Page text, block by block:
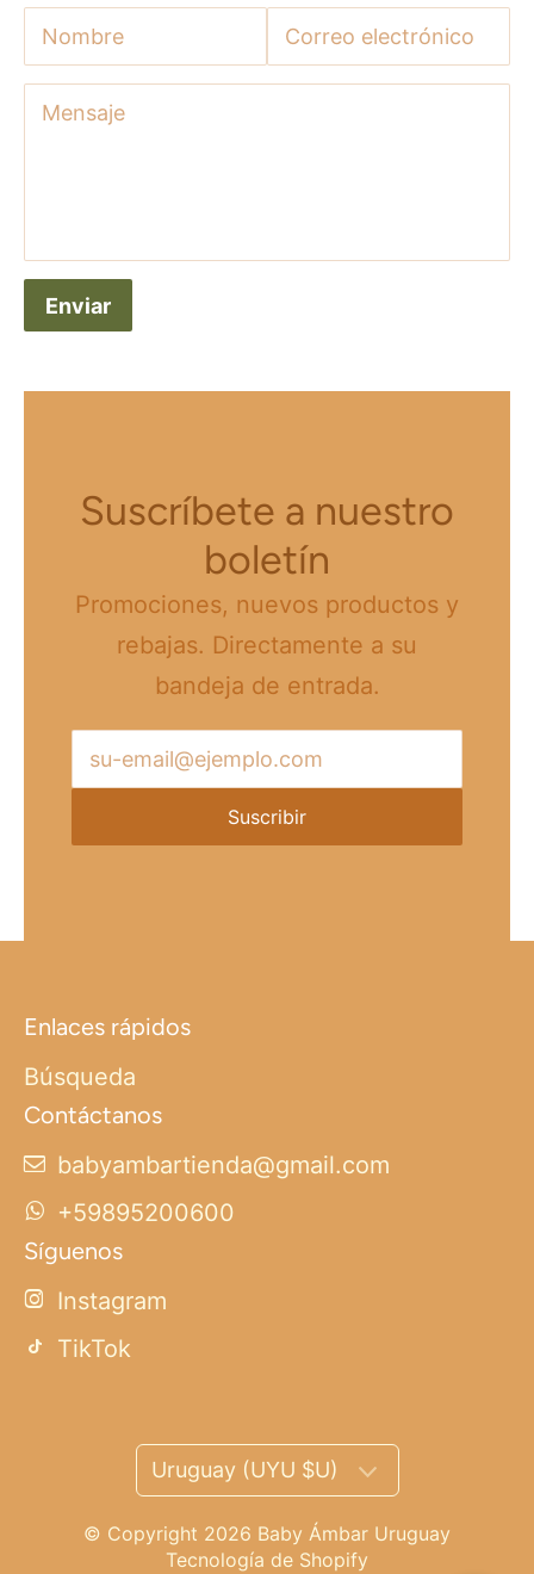
Nombre Correo electrónico
Mensaje
Suscríbete a nuestro
boletín
Promociones, nuevos productos y
rebajas. Directamente a su
bandeja de entrada.
su-email@ejemplo.com
Enlaces rápidos
Búsqueda
Contáctanos
babyambartienda@gmail.com
+59895200600
Síguenos
Instagram
TikTok
© Copyright 2026 Baby Ámbar Uruguay
Tecnología de Shopify
Uruguay (UYU $U)